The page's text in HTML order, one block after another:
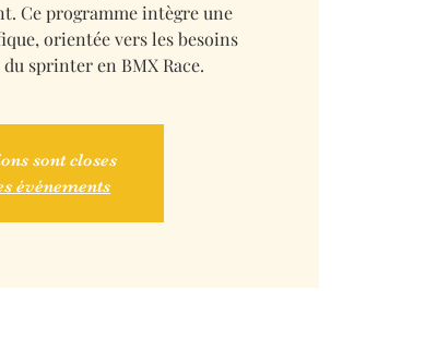
Ce programme intègre une
orientée vers les besoins
sprinter en BMX Race.
sont closes
événements